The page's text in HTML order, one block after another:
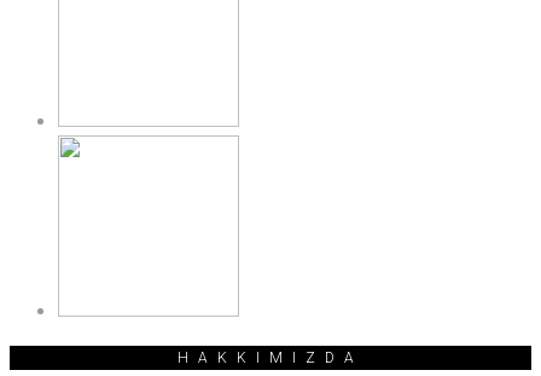
HAKKIMIZDA